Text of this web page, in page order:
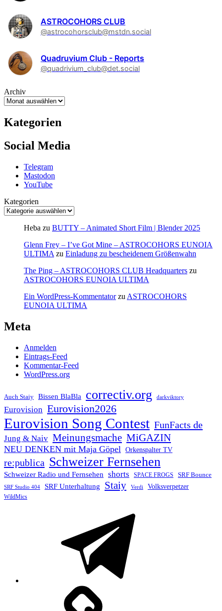
ASTROCOHORS CLUB
@astrocohorsclub@mstdn.social
Quadruvium Club - Reports
@quadrivium_club@det.social
Archiv
Kategorien
Social Media
Telegram
Mastodon
YouTube
Kategorien
Heba zu BUTTY – Animated Short Film | Blender 2025
Glenn Frey – I’ve Got Mine – ASTROCOHORS EUNOIA
ULTIMA zu Einladung zu bescheidenem Größenwahn
The Ping – ASTROCOHORS CLUB Headquarters zu
ASTROCOHORS EUNOIA ULTIMA
Ein WordPress-Kommentatorzu ASTROCOHORS
EUNOIA ULTIMA
Meta
Anmelden
Eintrags-Feed
Kommentar-Feed
WordPress.org
Auch Staiy Bissen BlaBla correctiv.org darkviktory
Eurovision Eurovision2026
Eurovision Song Contest FunFacts de
Jung & Naiv Meinungsmache MiGAZIN
NEU DENKEN mit Maja Göpel Orkenspalter TV
re:publica Schweizer Fernsehen
Schweizer Radio und Fernsehen shorts SPACE FROGS SRF Bounce
SRF Studio 404 SRF Unterhaltung Staiy Verdi Volksverpetzer
WildMics